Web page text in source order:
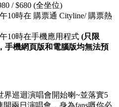
/ $680 (全坐位)
10時在 購票通 Cityline/ 購票熱
10時在手機應用程式 (只限
手機網頁版和電腦版均無法預
巡迴演唱會開始喇~並落實5
開兩日演唱會，身為fans嘅你必